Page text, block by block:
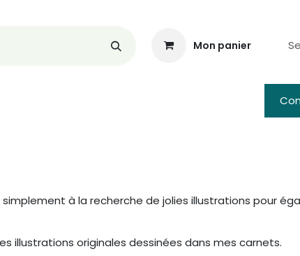
Mon panier
à la recherche de jolies illustrations pour
illustrations originales dessinées dans mes carnets.